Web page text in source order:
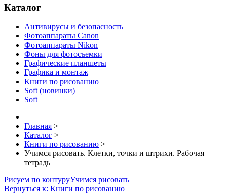
Каталог
Антивирусы и безопасность
Фотоаппараты Canon
Фотоаппараты Nikon
Фоны для фотосъемки
Графические планшеты
Графика и монтаж
Книги по рисованию
Soft (новинки)
Soft
Главная >
Каталог >
Книги по рисованию >
Учимся рисовать. Клетки, точки и штрихи. Рабочая
тетрадь
Рисуем по контуруУчимся рисовать
Вернуться к: Книги по рисованию